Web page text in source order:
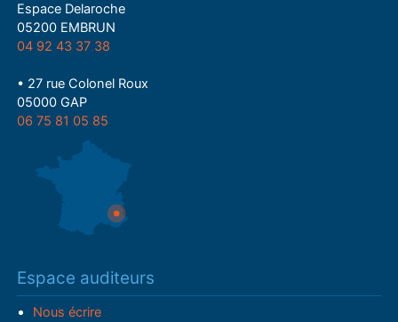
Espace Delaroche
05200 EMBRUN
04 92 43 37 38
• 27 rue Colonel Roux
05000 GAP
06 75 81 05 85
Espace auditeurs
Nous écrire